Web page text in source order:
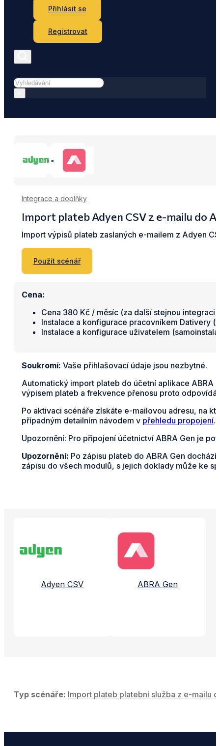
Přihlásit se
Registrovat
Hledat
Integrace a doplňky
Import plateb Adyen CSV z e-mailu do
Import výpisů plateb zaslaných e-mailem z Adyen
Použít scénář
Cena:
Cena 380 Kč / měsíc (za další stejnou integraci
Instalace a konfigurace pracovníkem Dativery (
Instalace a konfigurace uživatelem
Soukromí: Vaše přihlašovací údaje jsou nezbytné.
Automatický import plateb do účetní aplikace ABRA
výpisem plateb a frekvence přenosu proto
Po aktivaci scénáře získáte e-mailovou adresu, na
případným detailním návodem v přehledu propojení.
Upozornění: Pro připojení účetnictví ABRA Gen je
Upozornění: Po zápisu plateb do ABRA Gen
zápisu do všech modulů, s jejich doklady může ke
Propojené aplikace a služby
Adyen CSV ABRA Gen
Typ scénáře: Import plateb platební služba z e-mailu